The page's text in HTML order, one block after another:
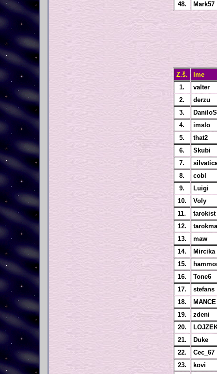
48.
Mark57
Z.š.
Ime
1.
valter
2.
derzu
3.
DaniloS
4.
imslo
5.
that2
6.
Skubi
7.
8.
cobl
9.
Luigi
10.
Voly
11.
tarokist
12.
13.
maw
14.
Mircika
15.
16.
Tone6
17.
stefans
18.
MANCE
19.
zdeni
20.
21.
Duke
22.
Cec_67
23.
kovi